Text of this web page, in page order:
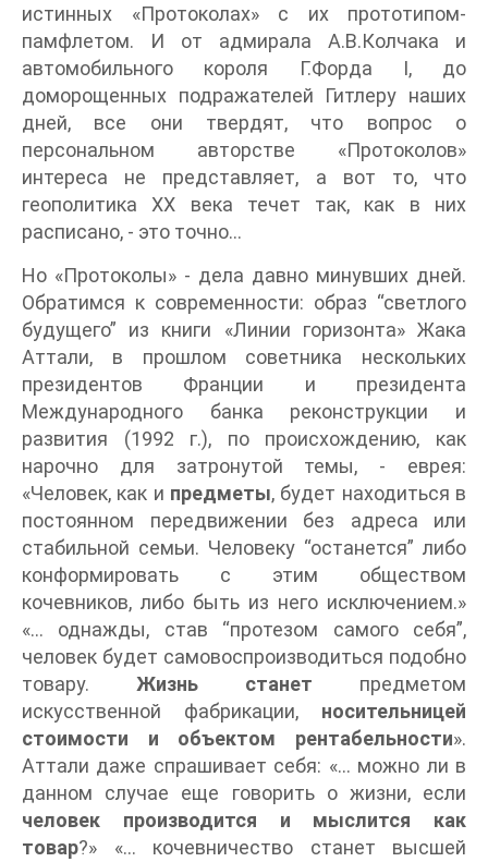
истинных «Протоколах» с их прототипом-
памфлетом. И от адмирала А.В.Колчака и
автомобильного короля Г.Форда I, до
доморощенных подражателей Гитлеру наших
дней, все они твердят, что вопрос о
персональном авторстве «Протоколов»
интереса не представляет, а вот то, что
геополитика ХХ века течет так, как в них
расписано, - это точно…
Но «Протоколы» - дела давно минувших дней.
Обратимся к современности: образ “светлого
будущего” из книги «Линии горизонта» Жака
Аттали, в прошлом советника нескольких
президентов Франции и президента
Международного банка реконструкции и
развития (1992 г.), по происхождению, как
нарочно для затронутой темы, - еврея:
«Человек, как и предметы, будет находиться в
постоянном передвижении без адреса или
стабильной семьи. Человеку “останется” либо
конформировать с этим обществом
кочевников, либо быть из него исключением.»
«… однажды, став “протезом самого себя”,
человек будет самовоспроизводиться подобно
товару. Жизнь станет предметом
искусственной фабрикации, носительницей
стоимости и объектом рентабельности».
Аттали даже спрашивает себя: «… можно ли в
данном случае еще говорить о жизни, если
человек производится и мыслится как
товар?» «… кочевничество станет высшей